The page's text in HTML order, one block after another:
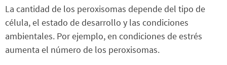
La cantidad de los peroxisomas depende del tipo de
célula, el estado de desarrollo y las condiciones
ambientales. Por ejemplo, en condiciones de estrés
aumenta el número de los peroxisomas.